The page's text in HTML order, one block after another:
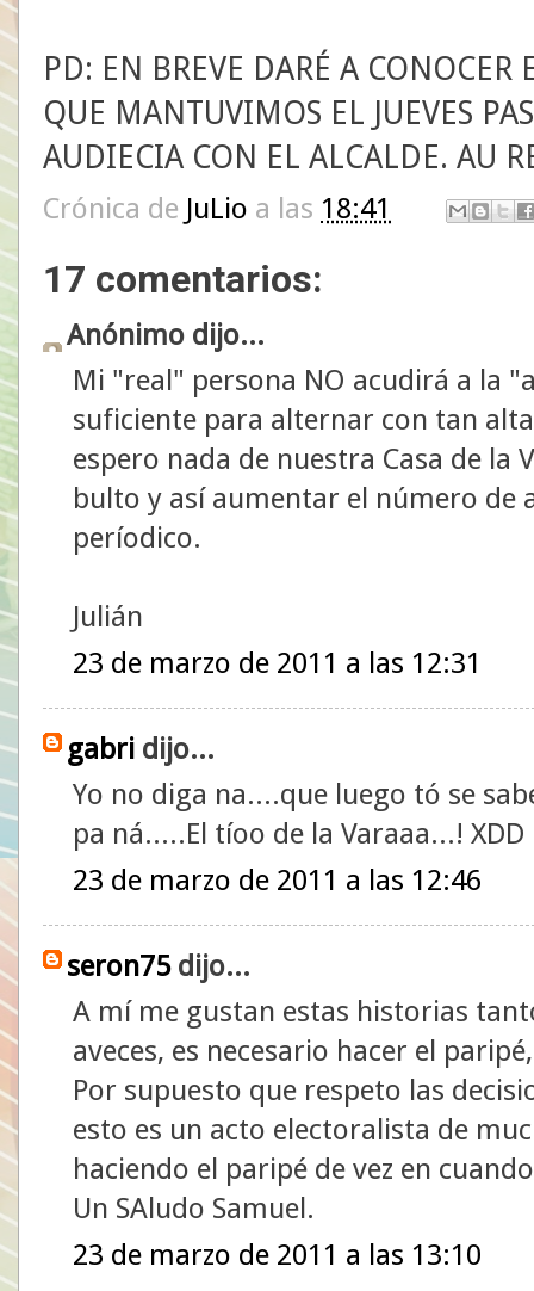
PD: EN BREVE DARÉ A
QUE MANTUVIMOS EL JUEVES
AUDIECIA CON EL ALCALDE. AU
Crónica de JuLio a las 18:41
17 comentarios:
Anónimo dijo...
Mi "real" persona NO acudirá a la
suficiente para alternar con tan
espero nada de nuestra Casa de la
bulto y así aumentar el número de
períodico.
Julián
23 de marzo de 2011 a las 12:31
gabri dijo...
Yo no diga na....que luego tó se
pa ná.....El tíoo de la Varaaa...! XDD
23 de marzo de 2011 a las 12:46
seron75dijo...
A mí me gustan estas historias
aveces, es necesario hacer el
Por supuesto que respeto las
esto es un acto electoralista de
haciendo el paripé de vez en
Un SAludo Samuel.
23 de marzo de 2011 a las 13:10